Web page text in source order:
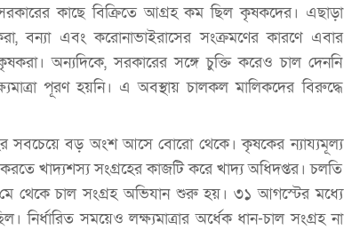
কাছে বিক্রিতে আগ্রহ কম ছিল কৃষকদের। এছাড়া
বন্যা এবং করোনাভাইরাসের সংক্রমণের কারণে এবার
অন্যদিকে, সরকারের সঙ্গে চুক্তি করেও চাল দেননি
পূরণ হয়নি। এ অবস্থায় চালকল মালিকদের বিরুদ্ধে
সবচেয়ে বড় অংশ আসে বোরো থেকে। কৃষকের ন্যায্যমূল্য
খাদ্যশস্য সংগ্রহের কাজটি করে খাদ্য অধিদপ্তর। চলতি
থেকে চাল সংগ্রহ অভিযান শুরু হয়। ৩১ আগস্টের মধ্যে
নির্ধারিত সময়েও লক্ষ্যমাত্রার অর্ধেক ধান-চাল সংগ্রহ না